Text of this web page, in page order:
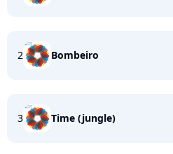
2 Bombeiro
3 Time (jungle)